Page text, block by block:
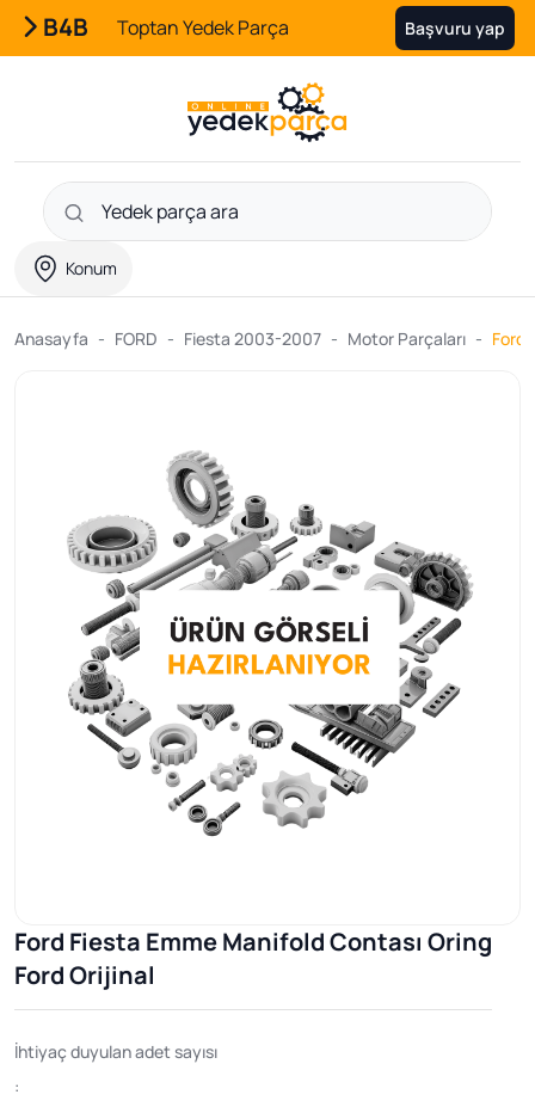
B4B Toptan Yedek Parça Başvuru yap
Konum
Anasayfa FORD Fiesta 2003-2007 Motor Parçaları Ford
Ford Fiesta Emme Manifold Contası Oring
Ford Orijinal
İhtiyaç duyulan adet sayısı
: